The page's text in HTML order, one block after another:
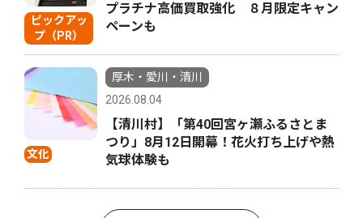
ピックアッ
プ（PR）
プラチナ高価買取強化 ８月限定キャン
ペーンも
文化
厚木・愛川・清川
2026.08.04
【清川村】「第40回宮ヶ瀬ふるさとま
つり」8月12日開幕！花火打ち上げや熱
気球体験も